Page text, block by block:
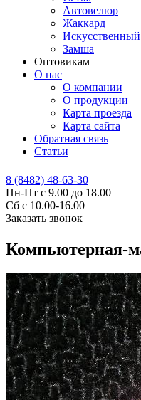
Автовелюр
Жаккард
Замша
Оптовикам
О нас
О компании
О продукции
Карта проезда
Карта сайта
Обратная связь
Статьи
8 (8482) 48-63-30
Пн-Пт с 9.00 до 18.00
Сб с 10.00-16.00
Заказать звонок
Компьютерная-